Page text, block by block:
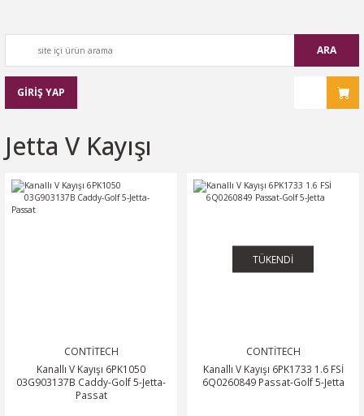
ARA
GİRİŞ YAP
Jetta V Kayışı
CONTİTECH
Kanallı V Kayışı 6PK1050
03G903137B Caddy-Golf 5-Jetta-
Passat
TÜKENDİ
CONTİTECH
Kanallı V Kayışı 6PK1733 1.6 FSİ
6Q0260849 Passat-Golf 5-Jetta